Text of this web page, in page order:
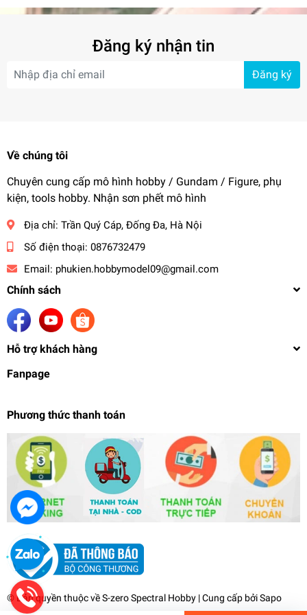
Đăng ký nhận tin
Đăng ký
Về chúng tôi
Chuyên cung cấp mô hình hobby / Gundam / Figure, phụ
kiện, tools hobby. Nhận sơn phết mô hình
Địa chỉ: Trần Quý Cáp, Đống Đa, Hà Nội
Số điện thoại: 0876732479
Email: phukien.hobbymodel09@gmail.com
Chính sách
Hỗ trợ khách hàng
Fanpage
Phương thức thanh toán
© Bản quyền thuộc vềS-zero Spectral Hobby | Cung cấp bởiSapo
Máy nén khí sơn mô hình Hobby Mio mini High
v2
1.449.000₫